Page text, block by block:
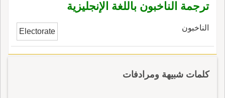
ترجمة الناخبون باللغة الإنجليزية
الناخبون Electorate
كلمات شبيهة ومرادفات